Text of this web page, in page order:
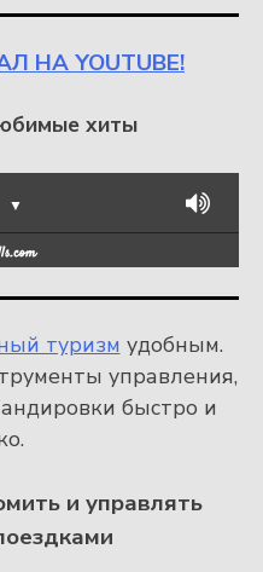
НА YOUTUBE!
хиты
▼
туризм удобным.
управления,
быстро и
и управлять